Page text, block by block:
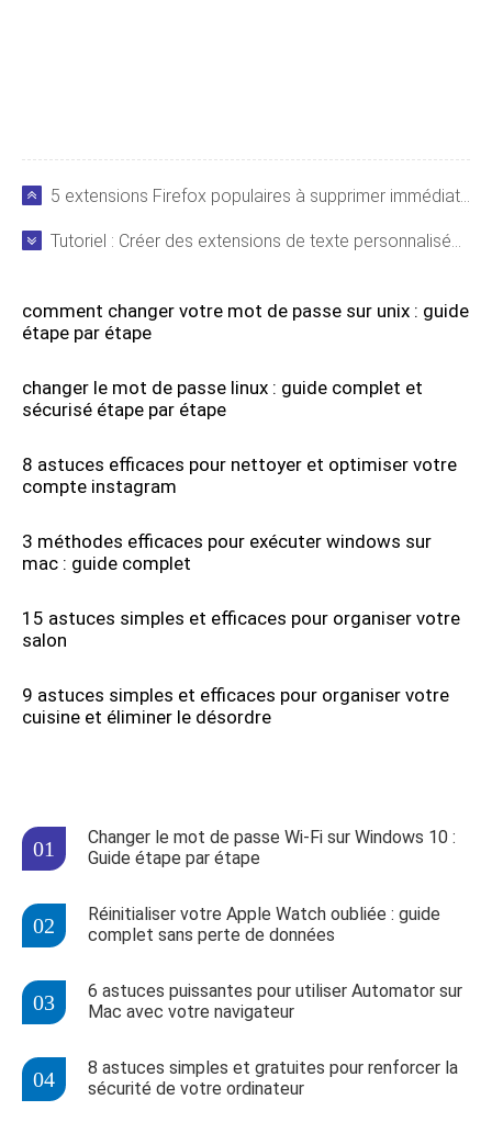
5 extensions Firefox populaires à supprimer immédiatement pour votre sécurité
Tutoriel : Créer des extensions de texte personnalisées dans Microsoft Word
comment changer votre mot de passe sur unix : guide
étape par étape
changer le mot de passe linux : guide complet et
sécurisé étape par étape
8 astuces efficaces pour nettoyer et optimiser votre
compte instagram
3 méthodes efficaces pour exécuter windows sur
mac : guide complet
15 astuces simples et efficaces pour organiser votre
salon
9 astuces simples et efficaces pour organiser votre
cuisine et éliminer le désordre
Changer le mot de passe Wi-Fi sur Windows 10 :
Guide étape par étape
Réinitialiser votre Apple Watch oubliée : guide
complet sans perte de données
6 astuces puissantes pour utiliser Automator sur
Mac avec votre navigateur
8 astuces simples et gratuites pour renforcer la
sécurité de votre ordinateur